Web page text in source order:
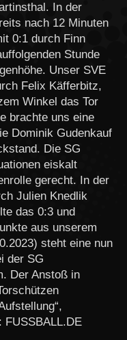
In der
nach 12 Minuten
0:1 durch Finn
Stunde
Unser SVE
Felix Käfferbitz,
Winkel das Tor
brachte uns eine
Dominik Gudenkauf
Die SG
eiskalt
gerecht. In der
Julien Knedlik
das 0:3 und
aus unserem
steht eine nun
der SG
Der Anstoß in
FUSSBALL.DE